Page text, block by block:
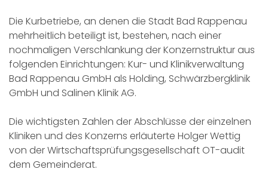
Die Kurbetriebe, an denen die Stadt Bad Rappenau
mehrheitlich beteiligt ist, bestehen, nach einer
nochmaligen Verschlankung der Konzernstruktur aus
folgenden Einrichtungen: Kur- und Klinikverwaltung
Bad Rappenau GmbH als Holding, Schwärzbergklinik
GmbH und Salinen Klinik AG.
Die wichtigsten Zahlen der Abschlüsse der einzelnen
Kliniken und des Konzerns erläuterte Holger Wettig
von der Wirtschaftsprüfungsgesellschaft OT-audit
dem Gemeinderat.